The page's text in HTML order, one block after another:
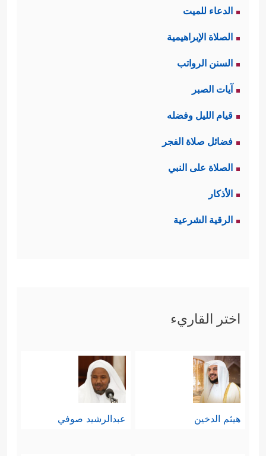
الدعاء للميت
الصلاة الإبراهيمية
السنن الرواتب
آيات الصبر
قيام الليل وفضله
فضائل صلاة الفجر
الصلاة على النبي
الأذكار
الرقية الشرعية
اختر القاريء
هيثم الدخين عبدالرشيد صوفي